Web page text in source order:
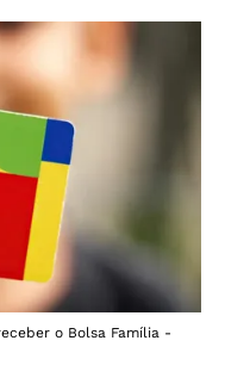
o Bolsa Família -